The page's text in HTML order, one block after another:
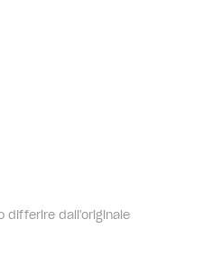
differire dall'originale